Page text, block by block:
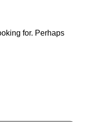
for. Perhaps